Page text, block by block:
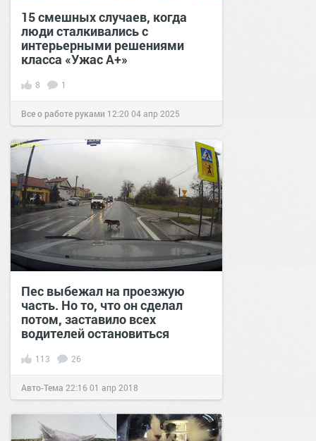
15 смешных случаев, когда
люди сталкивались с
интерьерными решениями
класса «Ужас А+»
8 1
Все о работе руками 12:20 04 апр 2025
Пес выбежал на проезжую
часть. Но то, что он сделал
потом, заставило всех
водителей остановиться
113 26
Авто-Тема 22:1601 апр 2018